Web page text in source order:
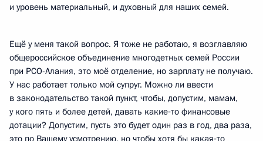
и уровень материальный, и духовный для наших семей.
Ещё у меня такой вопрос. Я тоже не работаю, я возглавляю
общероссийское объединение многодетных семей России
при РСО-Алания, это моё отделение, но зарплату не получаю.
У нас работает только мой супруг. Можно ли ввести
в законодательство такой пункт, чтобы, допустим, мамам,
у кого пять и более детей, давать какие‑то финансовые
дотации? Допустим, пусть это будет один раз в год, два раза,
это по Вашему усмотрению, но чтобы хотя бы какая‑то